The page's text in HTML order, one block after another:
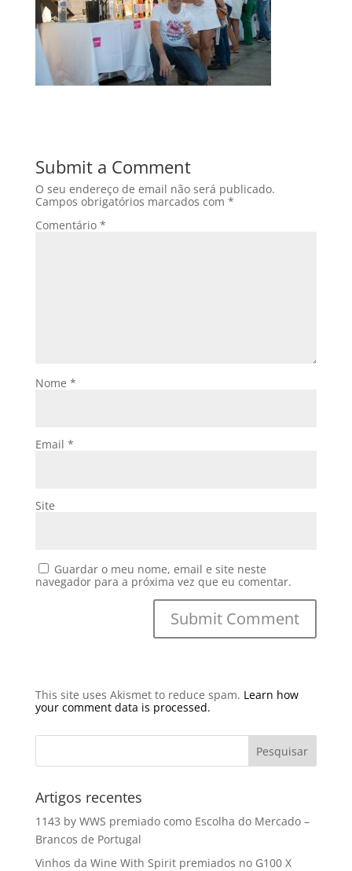
Submit a Comment
O seu endereço de email não será publicado.
Campos obrigatórios marcados com *
Comentário *
Nome *
Email *
Site
Guardar o meu nome, email e site neste
navegador para a próxima vez que eu comentar.
This site uses Akismet to reduce spam. Learn how
your comment data is processed.
Artigos recentes
1143 by WWS premiado como Escolha do Mercado –
Brancos de Portugal
Vinhos da Wine With Spirit premiados no G100 X